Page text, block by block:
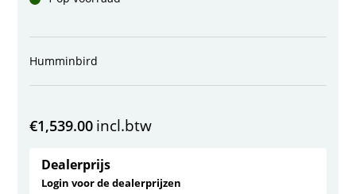
Humminbird
€1,539.00 incl.btw
Dealerprijs
Login voor de dealerprijzen